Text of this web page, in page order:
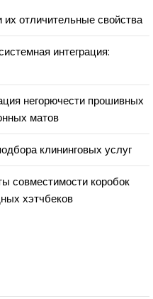
отличительные свойства
интеграция:
негорючести прошивных
матов
клининговых услуг
совместимости коробок
хэтчбеков